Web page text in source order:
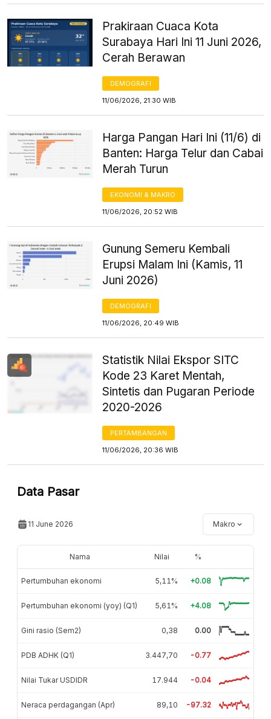
Prakiraan Cuaca Kota
Surabaya Hari Ini 11 Juni 2026,
Cerah Berawan
DEMOGRAFI
11/06/2026, 21:30 WIB
Harga Pangan Hari Ini (11/6) di
Banten: Harga Telur dan Cabai
Merah Turun
EKONOMI & MAKRO
11/06/2026, 20:52 WIB
Gunung Semeru Kembali
Erupsi Malam Ini (Kamis, 11
Juni 2026)
DEMOGRAFI
11/06/2026, 20:49 WIB
Statistik Nilai Ekspor SITC
Kode 23 Karet Mentah,
Sintetis dan Pugaran Periode
2020-2026
PERTAMBANGAN
11/06/2026, 20:36 WIB
Data Pasar
11 June 2026 Makro
Nama Nilai %
Pertumbuhan ekonomi 5,11% +0.08
Pertumbuhan ekonomi (yoy) (Q1) 5,61% +4.08
Gini rasio (Sem2) 0,38 0.00
PDB ADHK (Q1) 3.447,70 -0.77
Nilai Tukar USDIDR 17.944 -0.04
Neraca perdagangan (Apr) 89,10 -97.32